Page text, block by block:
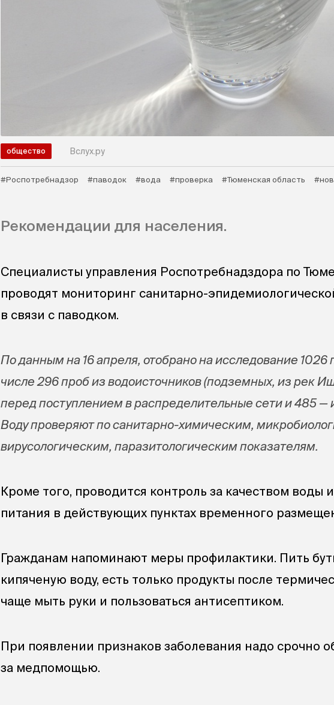
общество Вслух.ру
#Роспотребнадзор #паводок #вода #проверка #Тюменская область
Рекомендации для населения.
Специалисты управления Роспотребнадздора по
проводят мониторинг санитарно-
в связи с паводком.
По данным на 16 апреля, отобрано на исследование 1026
числе 296 проб из водоисточников (подземных, из рек
перед поступлением в распределительные сети и 485 —
Воду проверяют по санитарно-химическим,
вирусологическим, паразитологическим показателям.
Кроме того, проводится контроль за качеством воды
питания в действующих пунктах временного
Гражданам напоминают меры профилактики. Пить
кипяченую воду, есть только продукты после
чаще мыть руки и пользоваться антисептиком.
При появлении признаков заболевания надо срочно
за медпомощью.